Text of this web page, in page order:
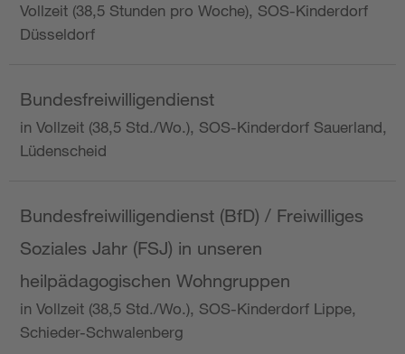
Vollzeit (38,5 Stunden pro Woche), SOS-Kinderdorf
Düsseldorf
Bundesfreiwilligendienst
in Vollzeit (38,5 Std./Wo.), SOS-Kinderdorf Sauerland,
Lüdenscheid
Bundesfreiwilligendienst (BfD) / Freiwilliges
Soziales Jahr (FSJ) in unseren
heilpädagogischen Wohngruppen
in Vollzeit (38,5 Std./Wo.), SOS-Kinderdorf Lippe,
Schieder-Schwalenberg